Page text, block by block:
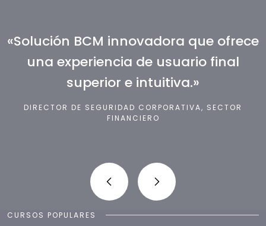
«Solución BCM innovadora que ofrece
una experiencia de usuario final
superior e intuitiva.»
DIRECTOR DE SEGURIDAD CORPORATIVA, SECTOR
FINANCIERO
CURSOS POPULARES